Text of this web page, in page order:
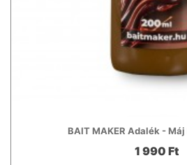
BAIT MAKER Adalék -
1 990 Ft